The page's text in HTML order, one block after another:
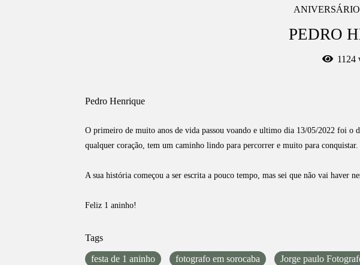
PEDRO
1124
Pedro Henrique
O primeiro de muito anos de vida passou voando e ultimo dia 13/05/2022 foi o
qualquer coração, tem um caminho lindo para percorrer e muito para conquistar.
A sua história começou a ser escrita a pouco tempo, mas sei que não vai haver
Feliz 1 aninho!
Tags
festa de 1 aninho fotografo em sorocaba Jorge paulo